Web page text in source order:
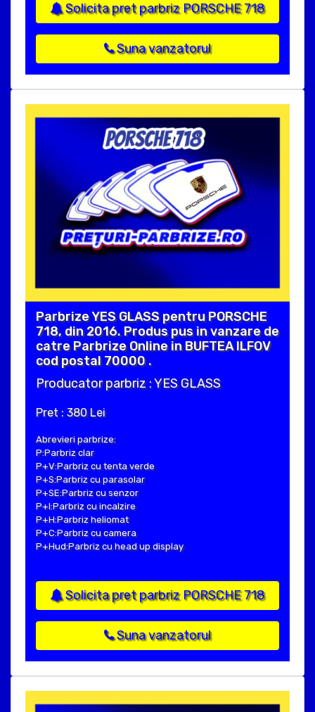
Solicita pret parbriz PORSCHE 718
Suna vanzatorul
Parbrize YES GLASS pentru PORSCHE
718, din 2016. Produs pus in vanzare de
catre Parbrize Online in BUFTEA ILFOV
cod postal 70000 .
Producator parbriz : YES GLASS
Pret : 380 Lei
Abrevieri parbrize:
P:Parbriz clar
P+V:Parbriz cu tenta verde
P+S:Parbriz cu parasolar
P+SE:Parbriz cu senzor
P+I:Parbriz cu incalzire
P+H:Parbriz heliomat
P+C:Parbriz cu camera
P+Hud:Parbriz cu head up display
Solicita pret parbriz PORSCHE 718
Suna vanzatorul